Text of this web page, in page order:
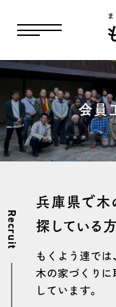
会員
Recruit
兵庫県で木
探している
もくよう連では
木の家づくり
しています。